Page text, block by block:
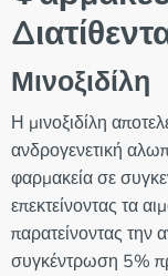
Μινοξιδίλη
Η μινοξιδίλη
ανδρογενετική
φαρμακεία σε
επεκτείνοντας τα
παρατείνοντας την
συγκέντρωση 5%